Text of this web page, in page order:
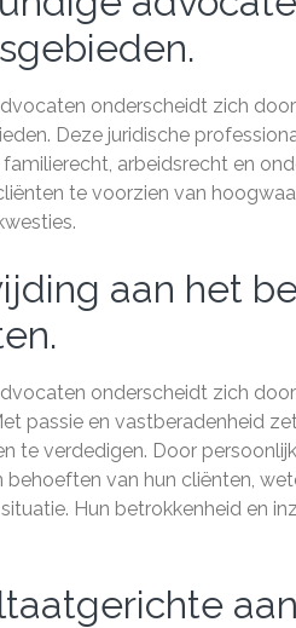
onderscheidt zich
Deze juridische
arbeidsrecht en
te voorzien van
aan het
onderscheidt zich
passie en vastberadenheid
te verdedigen. Door
behoeften van hun cliënten,
Hun betrokkenheid en